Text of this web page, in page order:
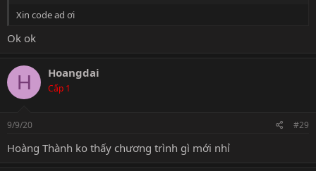
Xin code ad ơi
Ok ok
H Hoangdai
Cấp 1
9/9/20 #29
Hoàng Thành ko thấy chương trình gì mới nhỉ